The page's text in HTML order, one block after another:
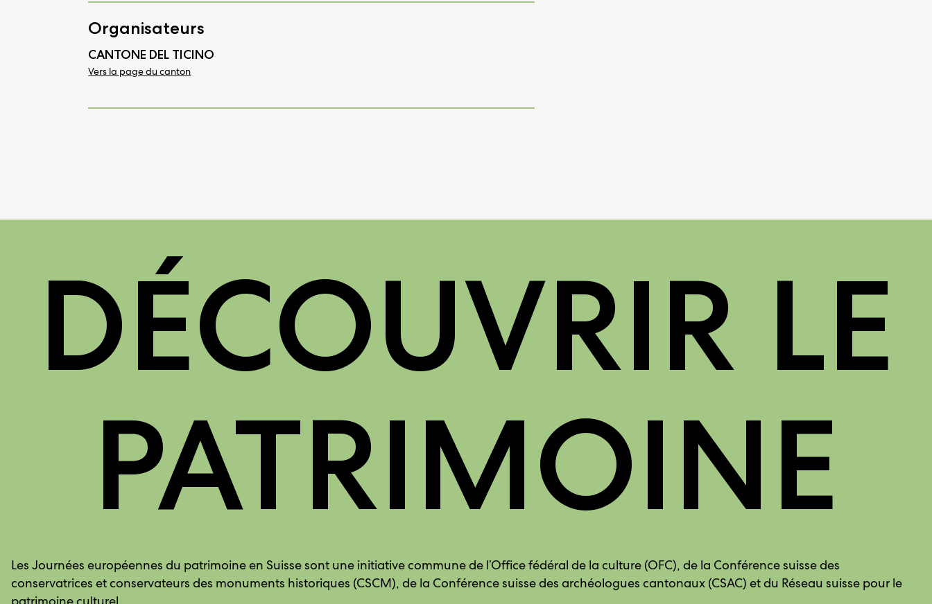
Organisateurs
CANTONE DEL TICINO
Vers la page du canton
DÉCOUVRIR LE
PATRIMOINE
Les Journées européennes du patrimoine en Suisse sont une initiative commune de l’Office fédéral de la culture (OFC), de la Conférence suisse des
conservatrices et conservateurs des monuments historiques (CSCM), de la Conférence suisse des archéologues cantonaux (CSAC) et du Réseau suisse pour le